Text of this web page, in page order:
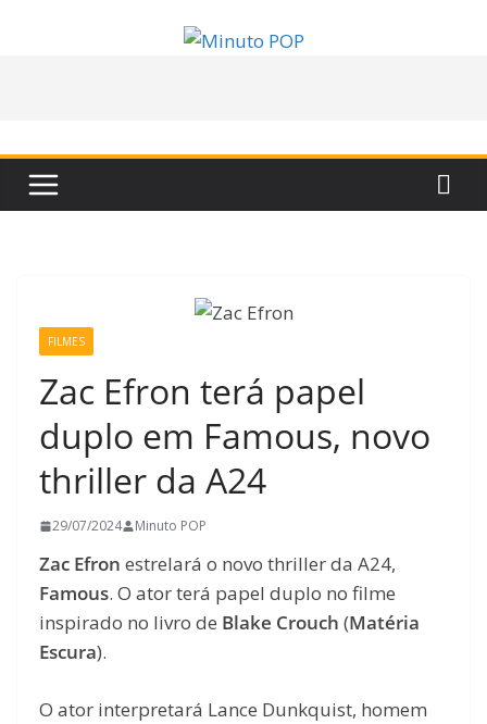
FILMES
Zac Efron terá papel
duplo em Famous, novo
thriller da A24
29/07/2024 Minuto POP
Zac Efron estrelará o novo thriller da A24,
Famous. O ator terá papel duplo no filme
inspirado no livro de Blake Crouch (Matéria
Escura).
O ator interpretará Lance Dunkquist, homem